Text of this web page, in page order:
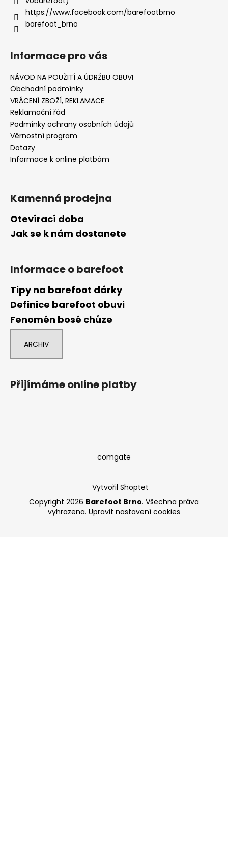
https://www.facebook.com/barefootbrno
barefoot_brno
Informace pro vás
NÁVOD NA POUŽITÍ A ÚDRŽBU OBUVI
Obchodní podmínky
VRÁCENÍ ZBOŽÍ, REKLAMACE
Reklamační řád
Podmínky ochrany osobních údajů
Věrnostní program
Dotazy
Informace k online platbám
Kamenná prodejna
Otevírací doba
Jak se k nám dostanete
Informace o barefoot
Tipy na barefoot dárky
Definice barefoot obuvi
Fenomén bosé chůze
ARCHIV
Přijímáme online platby
comgate
Vytvořil Shoptet
Copyright 2026 Barefoot Brno. Všechna práva
vyhrazena. Upravit nastavení cookies